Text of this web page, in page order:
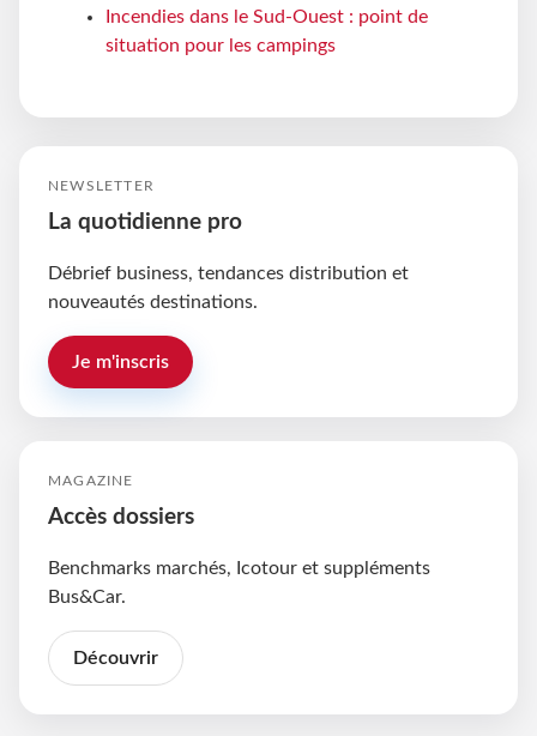
Incendies dans le Sud-Ouest : point de
situation pour les campings
NEWSLETTER
La quotidienne pro
Débrief business, tendances distribution et
nouveautés destinations.
Je m'inscris
MAGAZINE
Accès dossiers
Benchmarks marchés, Icotour et suppléments
Bus&Car.
Découvrir